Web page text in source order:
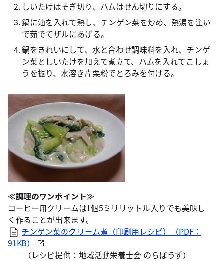
しいたけはそぎ切り、ハムはせん切りにする。
鍋に油を入れて熱し、チンゲン菜を炒め、熱湯を注い
で茹でてザルにあげる。
鍋をきれいにして、水と合わせ調味料を入れ、チンゲ
ン菜としいたけを加えて煮立て、ハムを入れてこしょ
うを振り、水溶き片栗粉でとろみを付ける。
≪調理のワンポイント≫
コーヒー用クリームは1個5ミリリットル入りでも美味し
く作ることが出来ます。
チンゲン菜のクリーム煮（印刷用レシピ）（PDF：
91KB）
（レシピ提供：地域活動栄養士会 のらぼうず）